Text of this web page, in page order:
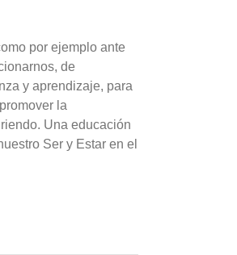
por ejemplo ante
de
y aprendizaje, para
la
Una educación
Ser y Estar en el